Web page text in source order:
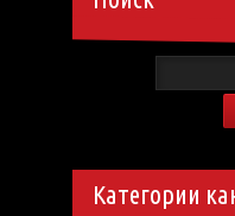
Категории